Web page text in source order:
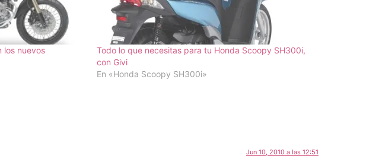
los nuevos
Todo lo que necesitas para tu Honda Scoopy SH300i,
con Givi
En «Honda Scoopy SH300i»
Jun 10, 2010 a las 12:51